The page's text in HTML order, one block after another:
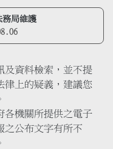
務局維護
及資料檢索，並不提
律上的疑義，建議您
各機關所提供之電子
之公布文字有所不